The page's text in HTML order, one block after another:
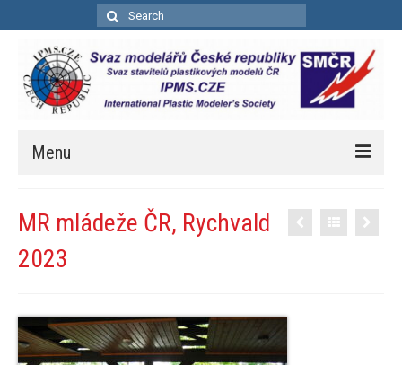
Search
Menu
Kalendář soutěží
Pravidla bodovacích soutěží
MR mládeže ČR, Rychvald
2023